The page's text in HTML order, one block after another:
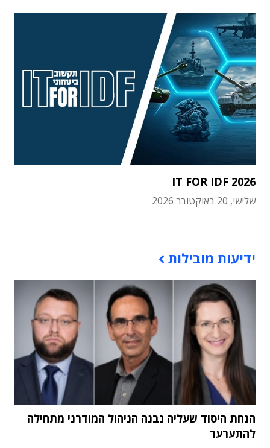
IT FOR IDF 2026
שלישי, 20 באוקטובר 2026
ידיעות מובילות
הנחת היסוד שעליה נבנה הניהול המודרני מתחילה
להתערער